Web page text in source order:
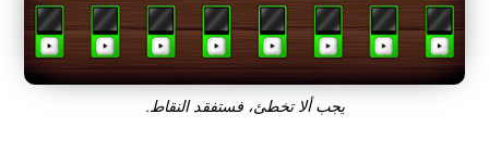
يجب ألا تخطئ، فستفقد النقاط.